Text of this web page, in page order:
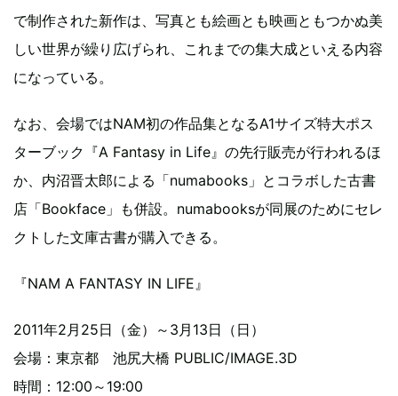
で制作された新作は、写真とも絵画とも映画ともつかぬ美
しい世界が繰り広げられ、これまでの集大成といえる内容
になっている。
なお、会場ではNAM初の作品集となるA1サイズ特大ポス
ターブック『A Fantasy in Life』の先行販売が行われるほ
か、内沼晋太郎による「numabooks」とコラボした古書
店「Bookface」も併設。numabooksが同展のためにセレ
クトした文庫古書が購入できる。
『NAM A FANTASY IN LIFE』
2011年2月25日（金）～3月13日（日）
会場：東京都 池尻大橋 PUBLIC/IMAGE.3D
時間：12:00～19:00